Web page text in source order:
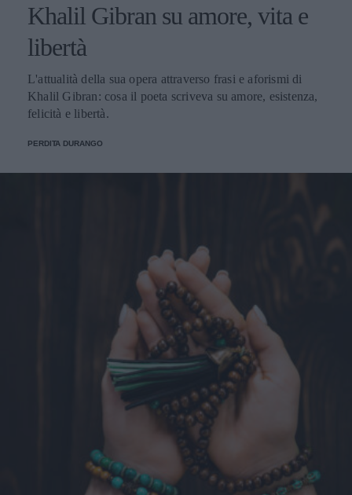
Khalil Gibran su amore, vita e
libertà
L'attualità della sua opera attraverso frasi e aforismi di
Khalil Gibran: cosa il poeta scriveva su amore, esistenza,
felicità e libertà.
PERDITA DURANGO